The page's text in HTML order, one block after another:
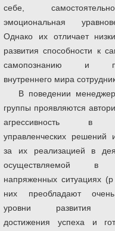
себе,
эмоциональная
Однако их отличает
развития способности к
самопознанию и
внутреннего мира
В поведении
группы проявляются
агрессивность в
управленческих решений
за их реализацией в
осуществляемой в
напряженных ситуациях
них преобладают
уровни развития
достижения успеха и